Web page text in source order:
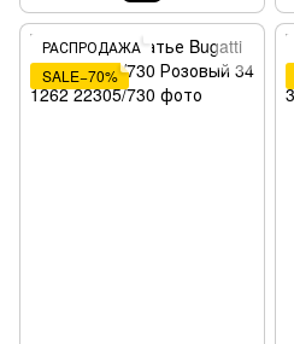
РАСПРОДАЖА
SALE−70%